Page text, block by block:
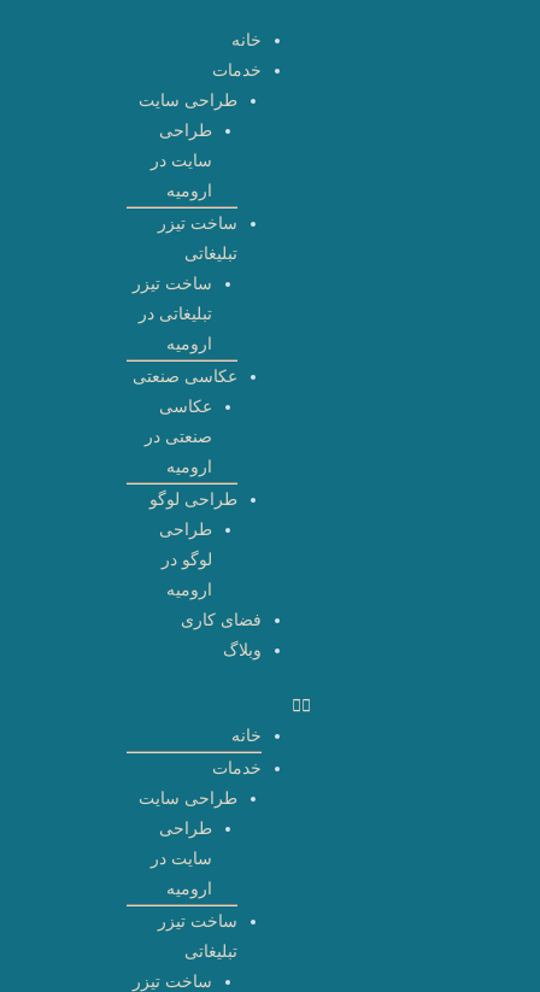
خانه
خدمات
طراحی سایت
طراحی
سایت در
ارومیه
ساخت تیزر
تبلیغاتی
ساخت تیزر
تبلیغاتی در
ارومیه
عکاسی صنعتی
عکاسی
صنعتی در
ارومیه
طراحی لوگو
طراحی
لوگو در
ارومیه
فضای کاری
وبلاگ
خانه
خدمات
طراحی سایت
طراحی
سایت در
ارومیه
ساخت تیزر
تبلیغاتی
ساخت تیزر